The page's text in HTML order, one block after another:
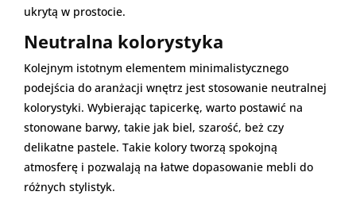
ukrytą w prostocie.
Neutralna kolorystyka
Kolejnym istotnym elementem minimalistycznego
podejścia do aranżacji wnętrz jest stosowanie neutralnej
kolorystyki. Wybierając tapicerkę, warto postawić na
stonowane barwy, takie jak biel, szarość, beż czy
delikatne pastele. Takie kolory tworzą spokojną
atmosferę i pozwalają na łatwe dopasowanie mebli do
różnych stylistyk.